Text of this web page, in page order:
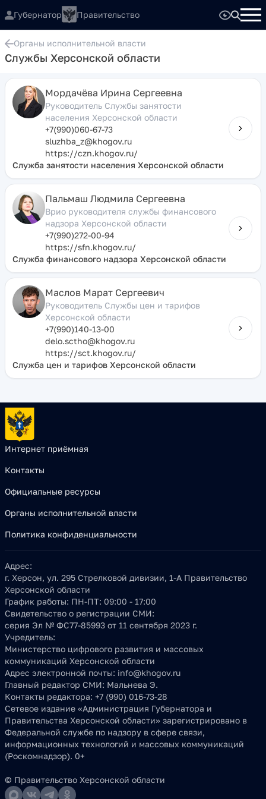
Губернатор Правительство
Органы исполнительной власти
Службы Херсонской области
Мордачёва Ирина Сергеевна
Руководитель Службы занятости
населения Херсонской области
+7(990)060-67-73
sluzhba_z@khogov.ru
https://czn.khogov.ru/
Служба занятости населения Херсонской области
Пальмаш Людмила Сергеевна
Врио руководителя службы финансового
надзора Херсонской области
+7(990)272-00-94
https://sfn.khogov.ru/
Служба финансового надзора Херсонской области
Маслов Марат Сергеевич
Руководитель Службы цен и тарифов
Херсонской области
+7(990)140-13-00
delo.sctho@khogov.ru
https://sct.khogov.ru/
Служба цен и тарифов Херсонской области
Интернет приёмная
Контакты
Официальные ресурсы
Органы исполнительной власти
Политика конфиденциальности
Адрес:
г. Херсон, ул. 295 Стрелковой дивизии, 1-А Правительство
Херсонской области
График работы: ПН-ПТ: 09:00 - 17:00
Свидетельство о регистрации СМИ:
серия Эл № ФС77-85993 от 11 сентября 2023 г.
Учредитель:
Министерство цифрового развития и массовых
коммуникаций Херсонской области
Адрес электронной почты: info@khogov.ru
Главный редактор СМИ: Мальнева Э.
Контакты редактора: +7 (990) 016-73-28
Сетевое издание «Администрация Губернатора и
Правительства Херсонской области» зарегистрировано в
Федеральной службе по надзору в сфере связи,
информационных технологий и массовых коммуникаций
(Роскомнадзор). 0+
© Правительство Херсонской области